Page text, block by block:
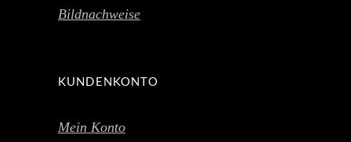
Bildnachweise
KUNDENKONTO
Mein Konto